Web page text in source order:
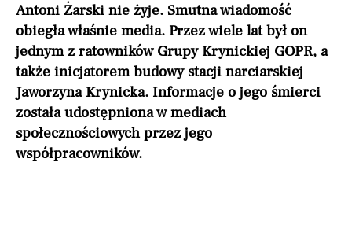
Antoni Żarski nie żyje. Smutna wiadomość
obiegła właśnie media. Przez wiele lat był on
jednym z ratowników Grupy Krynickiej GOPR, a
także inicjatorem budowy stacji narciarskiej
Jaworzyna Krynicka. Informacje o jego śmierci
została udostępniona w mediach
społecznościowych przez jego
współpracowników.